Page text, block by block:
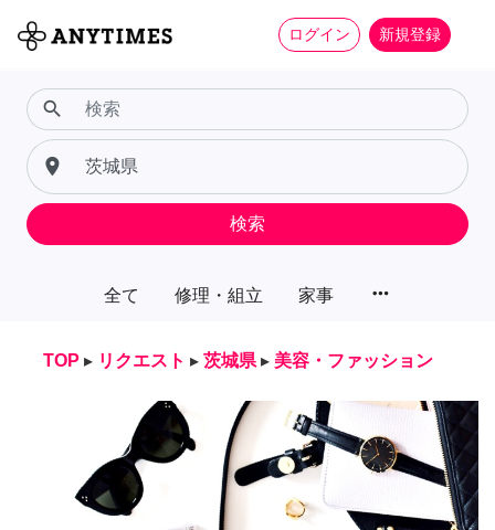
ログイン 新規登録
全て 修理・組立 家事 more_horiz
search
place
検索
TOP ▸ リクエスト ▸ 茨城県 ▸ 美容・ファッション